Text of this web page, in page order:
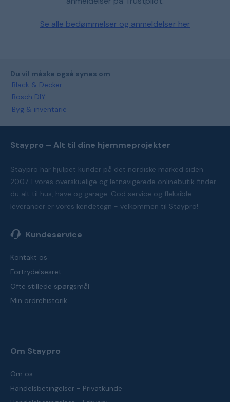
Se alle bedømmelser og anmeldelser her
Du vil måske også synes om
Black & Decker
Bosch DIY
Byg & inventarie
Staypro – Alt til dine hjemmeprojekter
Staypro har hjulpet kunder på det nordiske marked siden
2007. I vores overskuelige og letnavigerede onlinebutik finder
du alt til hus, have og garage. God service og fleksible
leverancer er vores kendetegn - velkommen til Staypro!
Kundeservice
Kontakt os
Fortrydelsesret
Ofte stillede spørgsmål
Min ordrehistorik
Om Staypro
Om os
Handelsbetingelser - Privatkunde